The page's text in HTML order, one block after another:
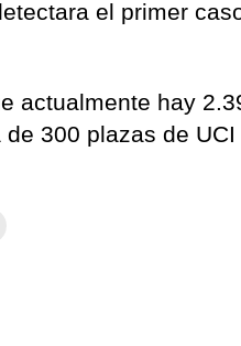
el primer
actualmente hay
300 plazas de